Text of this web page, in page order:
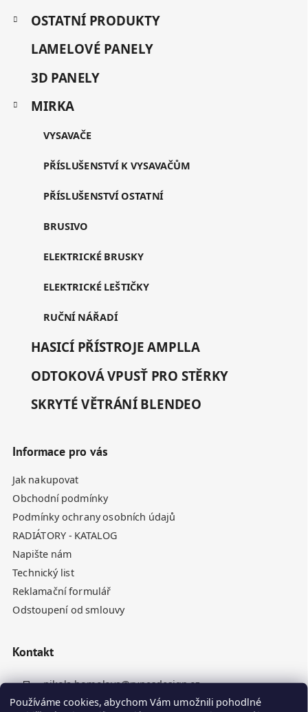
Používáme cookies, abychom Vám umožnili pohodlné
OSTATNÍ PRODUKTY
LAMELOVÉ PANELY
3D PANELY
MIRKA
VYSAVAČE
PŘÍSLUŠENSTVÍ K VYSAVAČŮM
PŘÍSLUŠENSTVÍ OSTATNÍ
BRUSIVO
ELEKTRICKÉ BRUSKY
ELEKTRICKÉ LEŠTIČKY
RUČNÍ NÁŘADÍ
HASICÍ PŘÍSTROJE AMPLLA
ODTOKOVÁ VPUSŤ PRO STĚRKY
SKRYTÉ VĚTRÁNÍ BLENDEO
Informace pro vás
Jak nakupovat
Obchodní podmínky
Podmínky ochrany osobních údajů
RADIÁTORY - KATALOG
Napište nám
Technický list
Reklamační formulář
Odstoupení od smlouvy
Kontakt
nikola.homolova@rynesdesign.cz